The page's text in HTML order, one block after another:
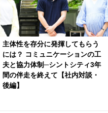
主体性を存分に発揮してもらう
には？ コミュニケーションの工
夫と協力体制─シントシティ3年
間の伴走を終えて【社内対談・
後編】